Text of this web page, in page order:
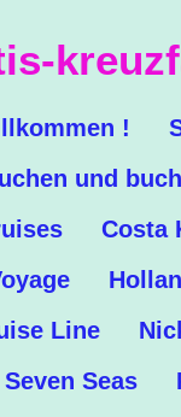
!
und
Costa
Line
Seas